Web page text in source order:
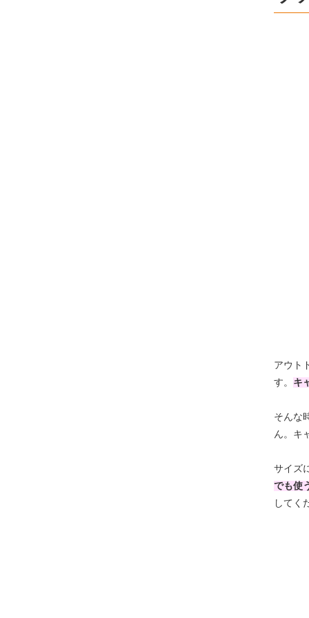
アウト
す。 キ
そんな
ん。キ
サイズ
でも使
してく